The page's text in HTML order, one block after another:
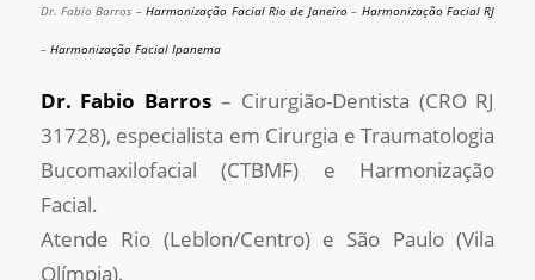
Dr. Fabio Barros –Harmonização Facial Rio de Janeiro – Harmonização Facial RJ
– Harmonização Facial Ipanema
Dr. Fabio Barros – Cirurgião-Dentista (CRO RJ
31728), especialista em Cirurgia e Traumatologia
Bucomaxilofacial (CTBMF) e Harmonização
Facial.
Atende Rio (Leblon/Centro) e São Paulo (Vila
Olímpia).